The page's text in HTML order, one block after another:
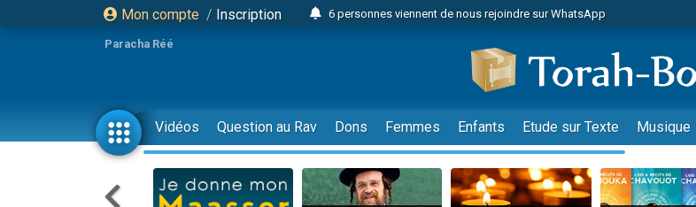
Mon compte / Inscription
6 personnes viennent de nous rejoindre sur WhatsApp
2 personnes viennent de faire un don pour 1 Journée de Vacances
17 personnes viennent de demander une bénédiction
4 personnes viennent de nous rejoindre sur WhatsApp
Il reste 49 places pour étudier en groupe sur Zoom
23 personnes viennent de faire un don pour Diane, 80 ans, dans un
Eva vient de donner son Maasser
Paracha Réé
Vidéos Question au Rav Dons Femmes Enfants Etude sur Texte Musique